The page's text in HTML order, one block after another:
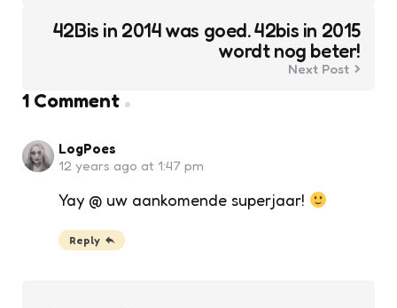
42Bis in 2014 was goed. 42bis in 2015
wordt nog beter!
Next Post
1 Comment
LogPoes
12 years ago at 1:47 pm
Yay @ uw aankomende superjaar!
Reply